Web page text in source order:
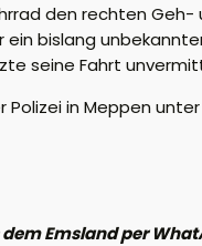
den rechten
ein bislang
seine Fahrt
in Meppen
Emsland per